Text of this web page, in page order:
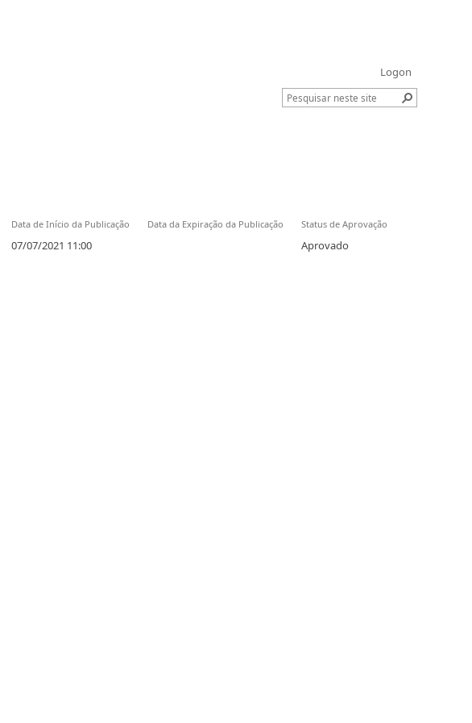
Logon
Data de Início da Publicação Data da Expiração da Publicação Status de Aprovação
07/07/2021 11:00 Aprovado